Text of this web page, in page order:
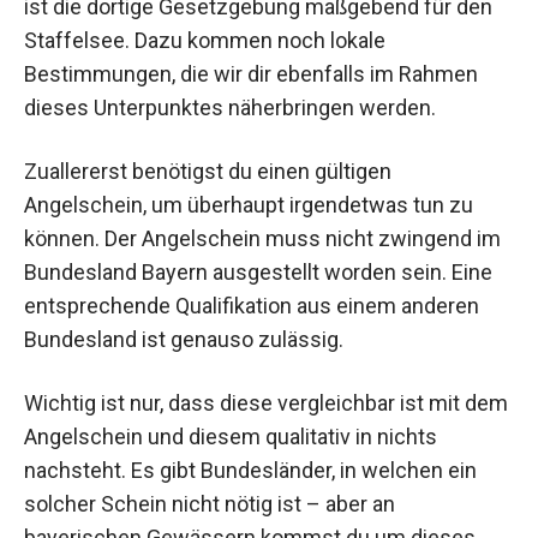
ist die dortige Gesetzgebung maßgebend für den
Staffelsee. Dazu kommen noch lokale
Bestimmungen, die wir dir ebenfalls im Rahmen
dieses Unterpunktes näherbringen werden.
Zuallererst benötigst du einen gültigen
Angelschein, um überhaupt irgendetwas tun zu
können. Der Angelschein muss nicht zwingend im
Bundesland Bayern ausgestellt worden sein. Eine
entsprechende Qualifikation aus einem anderen
Bundesland ist genauso zulässig.
Wichtig ist nur, dass diese vergleichbar ist mit dem
Angelschein und diesem qualitativ in nichts
nachsteht. Es gibt Bundesländer, in welchen ein
solcher Schein nicht nötig ist – aber an